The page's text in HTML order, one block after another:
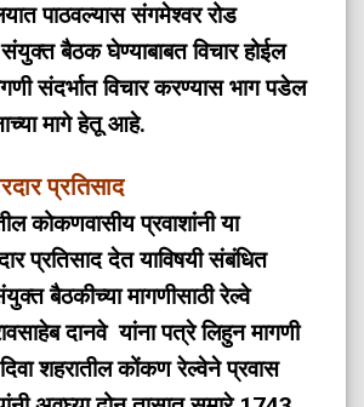
पाठवल्यास संगमेश्वर रोड
संयुक्त बैठक घेण्याबाबत विचार होईल
संदर्भात विचार करण्यास भाग पडेल
मागे हेतू आहे.
प्रतिसाद
कोकणवासीय प्रवाशांनी या
प्रतिसाद देत याविषयी संबंधित
बैठकीच्या मागणीसाठी रेल्वे
दानवे यांना पत्रे लिहुन मागणी
शहरातील कोंकण रेल्वेने प्रवास